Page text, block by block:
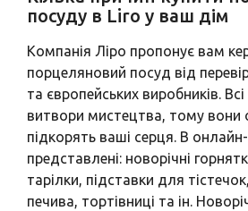
посуду в Liro у ваш дім
Компанія Ліро пропонує вам
порцеляновий посуд від
та європейських виробників.
витвори мистецтва, тому вони
підкорять ваші серця. В
представлені: новорічні
тарілки, підставки для
печива, тортівниці та ін.